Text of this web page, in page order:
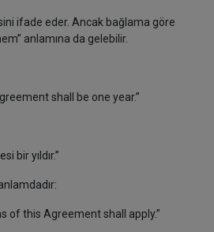
ifade eder. Ancak bağlama göre
anlamına da gelebilir.
shall be one year.”
bir yıldır.”
of this Agreement shall apply.”